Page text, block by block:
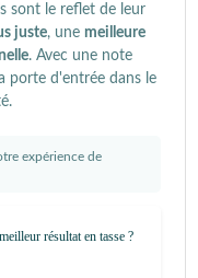
sont le reflet de leur
juste, une meilleure
. Avec une note
porte d'entrée dans le
expérience de
résultat en tasse ?